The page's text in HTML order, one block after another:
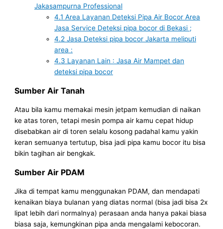
Jakasampurna Professional
4.1 Area Layanan Deteksi Pipa Air Bocor Area
Jasa Service Deteksi pipa bocor di Bekasi ;
4.2 Jasa Deteksi pipa bocor Jakarta meliputi
area :
4.3 Layanan Lain : Jasa Air Mampet dan
deteksi pipa bocor
Sumber Air Tanah
Atau bila kamu memakai mesin jetpam kemudian di naikan
ke atas toren, tetapi mesin pompa air kamu cepat hidup
disebabkan air di toren selalu kosong padahal kamu yakin
keran semuanya tertutup, bisa jadi pipa kamu bocor itu bisa
bikin tagihan air bengkak.
Sumber Air PDAM
Jika di tempat kamu menggunakan PDAM, dan mendapati
kenaikan biaya bulanan yang diatas normal (bisa jadi bisa 2x
lipat lebih dari normalnya) perasaan anda hanya pakai biasa
biasa saja, kemungkinan pipa anda mengalami kebocoran.